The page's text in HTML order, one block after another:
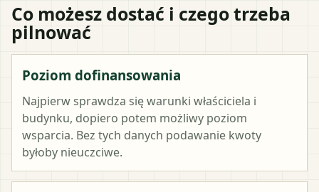
Co możesz dostać i czego trzeba
pilnować
Poziom dofinansowania
Najpierw sprawdza się warunki właściciela i
budynku, dopiero potem możliwy poziom
wsparcia. Bez tych danych podawanie kwoty
byłoby nieuczciwe.